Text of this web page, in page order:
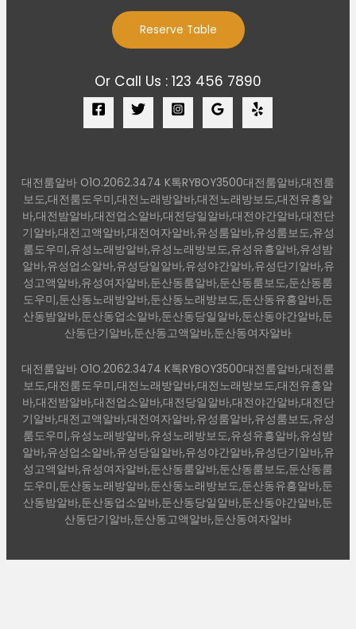
Reserve Table
Or Call Us : 123 456 7890
대전룸알바 O1O.2062.3474 K톡RYBOY3500대전룸알바,대전룸
보도,대전룸도우미,대전노래방알바,대전노래방보도,대전유흥알
바,대전밤알바,대전업소알바,대전당일알바,대전야간알바,대전단
기알바,대전고액알바,대전여자알바,유성룸알바,유성룸보도,유성
룸도우미,유성노래방알바,유성노래방보도,유성유흥알바,유성밤
알바,유성업소알바,유성당일알바,유성야간알바,유성단기알바,유
성고액알바,유성여자알바,둔산동룸알바,둔산동룸보도,둔산동룸
도우미,둔산동노래방알바,둔산동노래방보도,둔산동유흥알바,둔
산동밤알바,둔산동업소알바,둔산동당일알바,둔산동야간알바,둔
산동단기알바,둔산동고액알바,둔산동여자알바
대전룸알바 O1O.2062.3474 K톡RYBOY3500대전룸알바,대전룸
보도,대전룸도우미,대전노래방알바,대전노래방보도,대전유흥알
바,대전밤알바,대전업소알바,대전당일알바,대전야간알바,대전단
기알바,대전고액알바,대전여자알바,유성룸알바,유성룸보도,유성
룸도우미,유성노래방알바,유성노래방보도,유성유흥알바,유성밤
알바,유성업소알바,유성당일알바,유성야간알바,유성단기알바,유
성고액알바,유성여자알바,둔산동룸알바,둔산동룸보도,둔산동룸
도우미,둔산동노래방알바,둔산동노래방보도,둔산동유흥알바,둔
산동밤알바,둔산동업소알바,둔산동당일알바,둔산동야간알바,둔
산동단기알바,둔산동고액알바,둔산동여자알바